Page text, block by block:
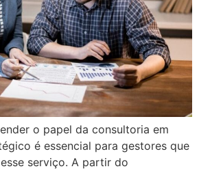
o papel da consultoria em
é essencial para gestores que
serviço. A partir do